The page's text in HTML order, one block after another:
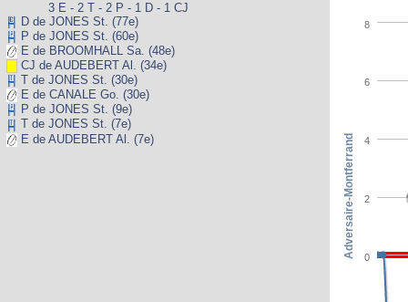
3 E - 2 T - 2 P - 1 D - 1 CJ
D de JONES St. (77e)
P de JONES St. (60e)
E de BROOMHALL Sa. (48e)
CJ de AUDEBERT Al. (34e)
T de JONES St. (30e)
E de CANALE Go. (30e)
P de JONES St. (9e)
T de JONES St. (7e)
E de AUDEBERT Al. (7e)
0
2
4
6
8
Adversaire-Montferrand